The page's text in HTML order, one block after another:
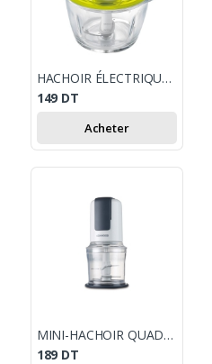
HACHOIR ÉLECTRIQUE BRANDT HAC301V VERT
149 DT
Acheter
MINI-HACHOIR QUAD BLADE KENWOOD CH580
189 DT